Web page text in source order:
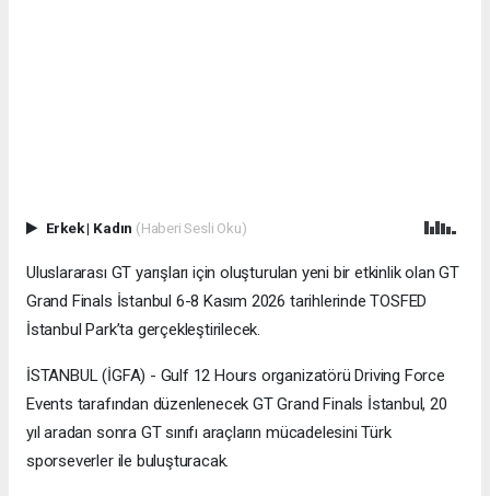
Erkek| Kadın (Haberi Sesli Oku)
Uluslararası GT yarışları için oluşturulan yeni bir etkinlik olan GT
Grand Finals İstanbul 6-8 Kasım 2026 tarihlerinde TOSFED
İstanbul Park’ta gerçekleştirilecek.
İSTANBUL (İGFA) - Gulf 12 Hours organizatörü Driving Force
Events tarafından düzenlenecek GT Grand Finals İstanbul, 20
yıl aradan sonra GT sınıfı araçların mücadelesini Türk
sporseverler ile buluşturacak.